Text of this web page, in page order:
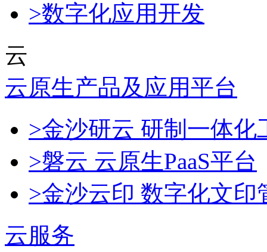
>数字化应用开发
云
云原生产品及应用平台
>金沙研云 研制一体
>磐云 云原生PaaS平台
>金沙云印 数字化文印
云服务